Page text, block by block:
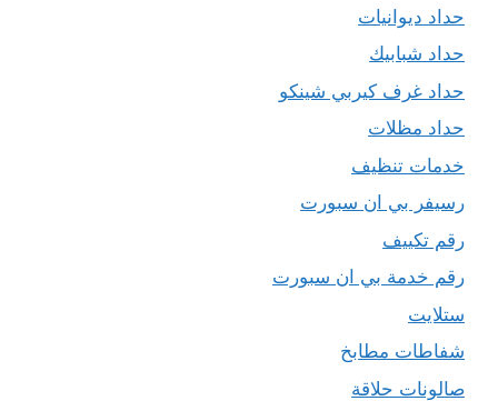
حداد ديوانيات
حداد شبابيك
حداد غرف كيربي شينكو
حداد مظلات
خدمات تنظيف
رسيفر بي ان سبورت
رقم تكييف
رقم خدمة بي ان سبورت
ستلايت
شفاطات مطابخ
صالونات حلاقة